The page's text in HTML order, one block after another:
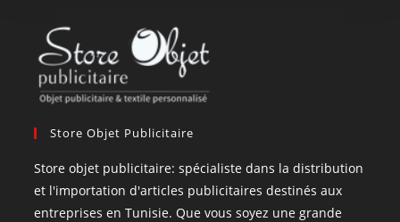
Store Objet Publicitaire
Store objet publicitaire: spécialiste dans la distribution
et l'importation d'articles publicitaires destinés aux
entreprises en Tunisie. Que vous soyez une grande